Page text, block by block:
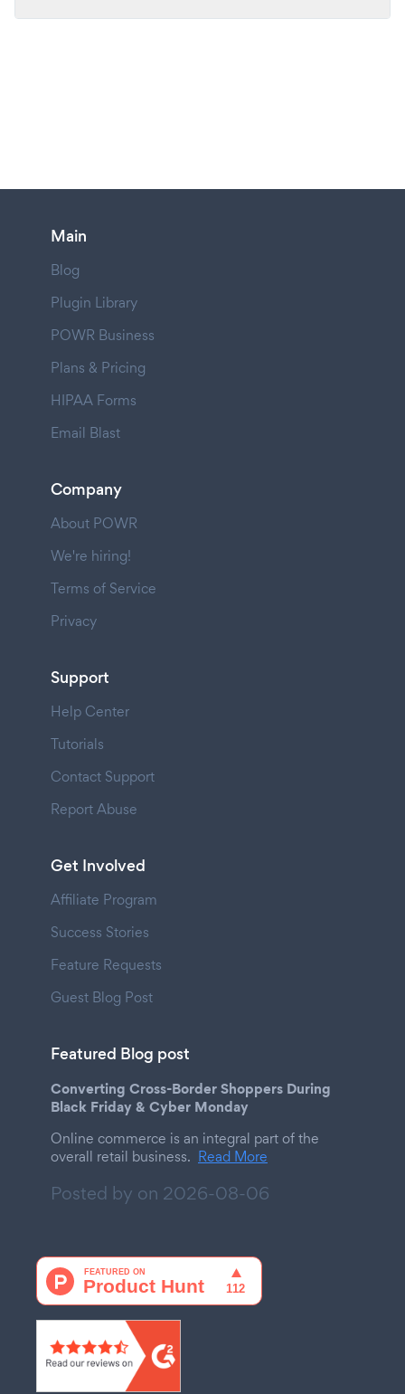
Main
Blog
Plugin Library
POWR Business
Plans & Pricing
HIPAA Forms
Email Blast
Company
About POWR
We're hiring!
Terms of Service
Privacy
Support
Help Center
Tutorials
Contact Support
Report Abuse
Get Involved
Affiliate Program
Success Stories
Feature Requests
Guest Blog Post
Featured Blog post
Converting Cross-Border Shoppers During
Black Friday & Cyber Monday
Online commerce is an integral part of the
overall retail business. Read More
Posted by on 2026-08-06